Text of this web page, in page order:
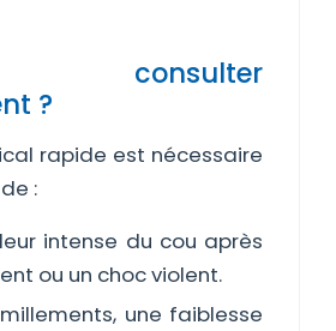
consulter
?
rapide est nécessaire
:
intense du cou après
ou un choc violent.
une faiblesse